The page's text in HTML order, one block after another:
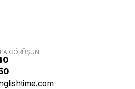
GÖRÜŞÜN